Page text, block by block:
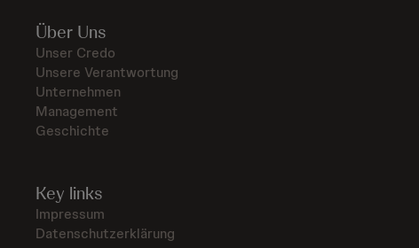
Über Uns
Unser Credo
Unsere Verantwortung
Unternehmen
Management
Geschichte
Key links
Impressum
Datenschutzerklärung